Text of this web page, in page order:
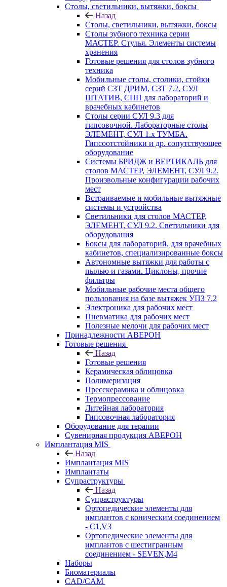
Cтолы, светильники, вытяжки, боксы
Назад
Cтолы, светильники, вытяжки, боксы
Столы зубного техника серии
МАСТЕР. Стулья. Элементы системы
хранения
Готовые решения для столов зубного
техника
Мобильные столы, столики, стойки
серий СЗТ ДРИМ, СЗТ 7.2, СУЛ
ШТАТИВ, СПП для лабораторий и
врачебных кабинетов
Столы серии СУЛ 9.3 для
гипсовочной. Лабораторные столы
ЭЛЕМЕНТ, СУЛ 1.х ТУМБА.
Гипсоотстойники и др. сопутствующее
оборудование
Системы БРИДЖ и ВЕРТИКАЛЬ для
столов МАСТЕР, ЭЛЕМЕНТ, СУЛ 9.2.
Произвольные конфигурации рабочих
мест
Встраиваемые и мобильные вытяжные
системы и устройства
Светильники для столов МАСТЕР,
ЭЛЕМЕНТ, СУЛ 9.2. Светильники для
оборудования
Боксы для лабораторий, для врачебных
кабинетов, специализированные боксы
Автономные вытяжки для работы с
пылью и газами. Циклоны, прочие
фильтры
Мобильные рабочие места общего
пользования на базе вытяжек УПЗ 7.2
Электроника для рабочих мест
Пневматика для рабочих мест
Полезные мелочи для рабочих мест
Принадлежности АВЕРОН
Готовые решения
Назад
Готовые решения
Керамическая облицовка
Полимеризация
Пресскерамика и облицовка
Термопрессование
Литейная лаборатория
Гипсовочная лаборатория
Оборудование для терапии
Сувенирная продукция АВЕРОН
Имплантация MIS
Назад
Имплантация MIS
Имплантаты
Супраструктуры
Назад
Супраструктуры
Ортопедические элементы для
имплантов с коническим соединением
- C1,V3
Ортопедические элементы для
имплантов с шестигранным
соединением - SEVEN,M4
Наборы
Биоматериалы
CAD/CAM